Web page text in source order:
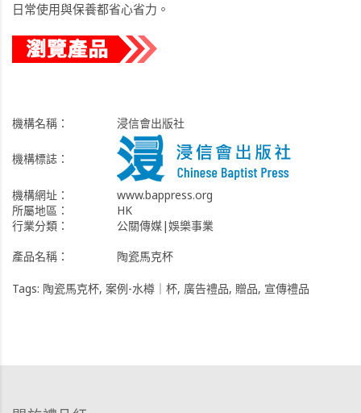
日常使用與保養都省心省力。
機構名稱： 浸信會出版社
機構標誌：
機構網址：
www.bappress.org
所屬地區：
HK
行業分類：
公關傳媒|娛樂事業
產品名稱：
陶瓷馬克杯
Tags: 陶瓷馬克杯, 案例-水樽｜杯, 廣告禮品, 贈品, 宣傳禮品